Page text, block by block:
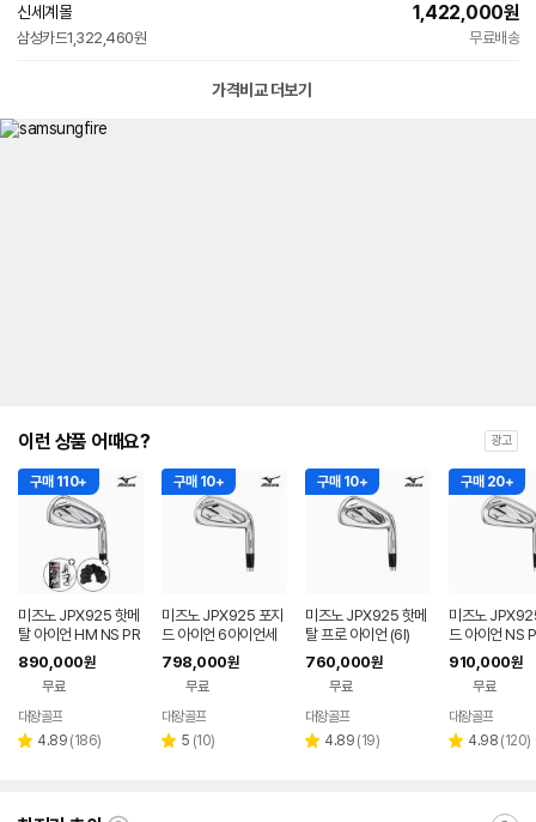
신세계몰
삼성카드1,322,460원
1,422,000원
무료배송
가격비교 더보기
이런 상품 어때요? 광고
구매 110+
미즈노 JPX925 핫메
탈 아이언 HM NS PR
O 950GH HT (8I)
890,000원
무료
대왕골프
별 4.89 리
(186)
구매 10+
미즈노 JPX925 포지
드 아이언 6아이언세
트 NS PRO 950GH
HT (6I)
798,000원
무료
대왕골프
별 5 리
(10)
구매 10+
미즈노 JPX925 핫메
탈 프로 아이언 (6I)
760,000원
무료
대왕골프
별 4.89 리
(19)
구매 20+
미즈노
드 아이언 NS
50GH HT (7I)
910,000원
무료
대왕골프
별 4.98 리
(120)